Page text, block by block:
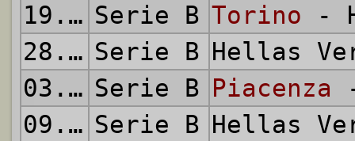
19.11.2005 Serie B Torino -
28.11.2005 Serie B Hellas
03.12.2005 Serie B Piacenza
09.12.2005 Serie B Hellas